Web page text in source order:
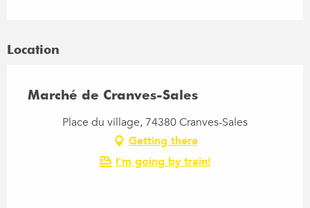
Location
Marché de Cranves-Sales
Place du village, 74380 Cranves-Sales
Getting there
I'm going by train!